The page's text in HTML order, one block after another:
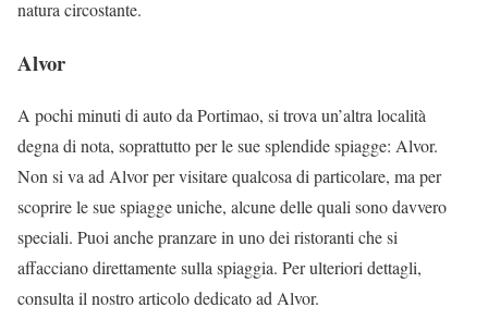
natura circostante.
Alvor
A pochi minuti di auto da Portimao, si trova un’altra località
degna di nota, soprattutto per le sue splendide spiagge: Alvor.
Non si va ad Alvor per visitare qualcosa di particolare, ma per
scoprire le sue spiagge uniche, alcune delle quali sono davvero
speciali. Puoi anche pranzare in uno dei ristoranti che si
affacciano direttamente sulla spiaggia. Per ulteriori dettagli,
consulta il nostro articolo dedicato ad Alvor.